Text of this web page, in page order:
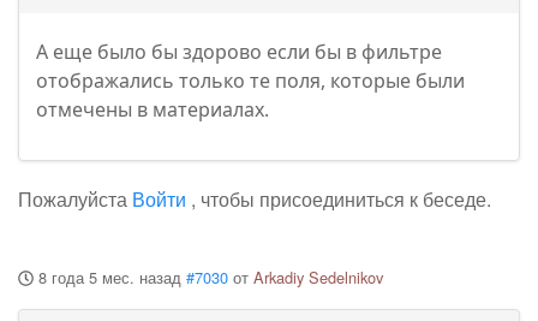
А еще было бы здорово если бы в фильтре
отображались только те поля, которые были
отмечены в материалах.
Пожалуйста Войти , чтобы присоединиться к беседе.
8 года 5 мес. назад #7030 от Arkadiy Sedelnikov